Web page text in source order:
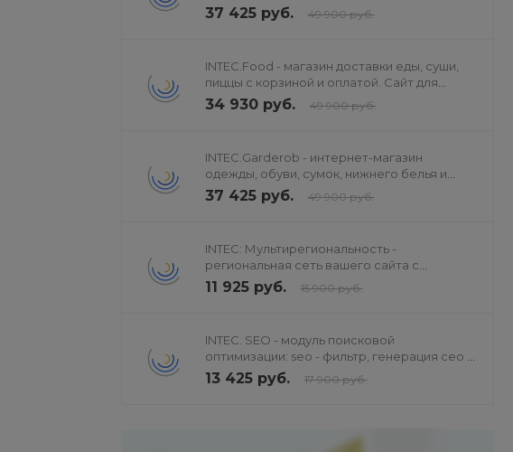
37 425 руб. 49 900 руб.
INTEC.Food - магазин доставки еды, суши,
пиццы с корзиной и оплатой. Сайт для
ресторанов и кафе
34 930 руб. 49 900 руб.
INTEC.Garderob - интернет-магазин
одежды, обуви, сумок, нижнего белья и
аксессуаров
37 425 руб. 49 900 руб.
INTEC: Мультирегиональность -
региональная сеть вашего сайта с
продвижением в поисковиках
11 925 руб. 15 900 руб.
INTEC. SEO - модуль поисковой
оптимизации: seo - фильтр, генерация сео -
текстов, H1, мета-тегов
13 425 руб. 17 900 руб.